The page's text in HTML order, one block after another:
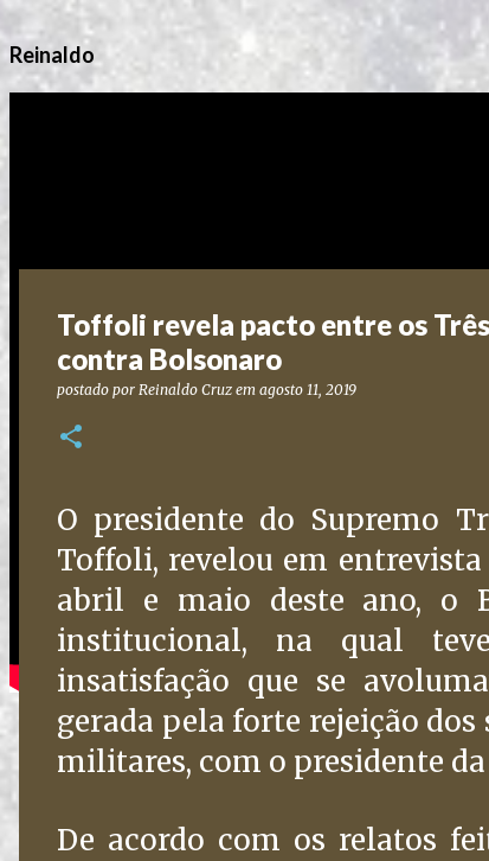
Reinaldo
Toffoli revela pacto entre os
contra Bolsonaro
postado por Reinaldo Cruz em agosto 11, 2019
O presidente do Supremo
Toffoli, revelou em entrevista
abril e maio deste ano, o
institucional, na qual
insatisfação que se
gerada pela forte rejeição
militares, com o presidente
De acordo com os relatos